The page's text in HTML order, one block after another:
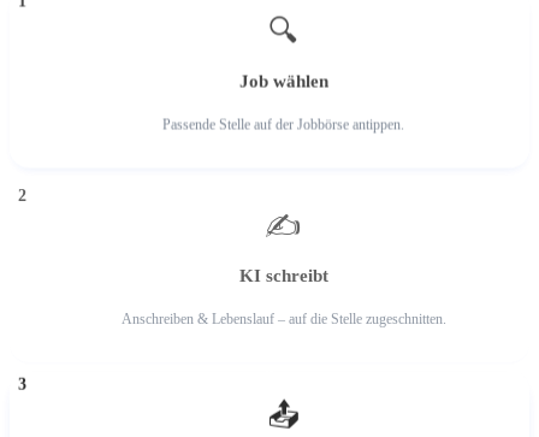
🔍
Job wählen
Passende Stelle auf der Jobbörse antippen.
✍️
KI schreibt
Anschreiben & Lebenslauf – auf die Stelle zugeschnitten.
📤